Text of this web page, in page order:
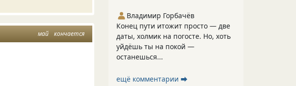
май кончается
Владимир Горбачёв
Конец пути итожит просто — две
даты, холмик на погосте. Но, хоть
уйдёшь ты на покой —
останешься...
ещё комментарии ⮕